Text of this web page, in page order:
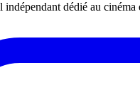
indépendant dédié au cinéma